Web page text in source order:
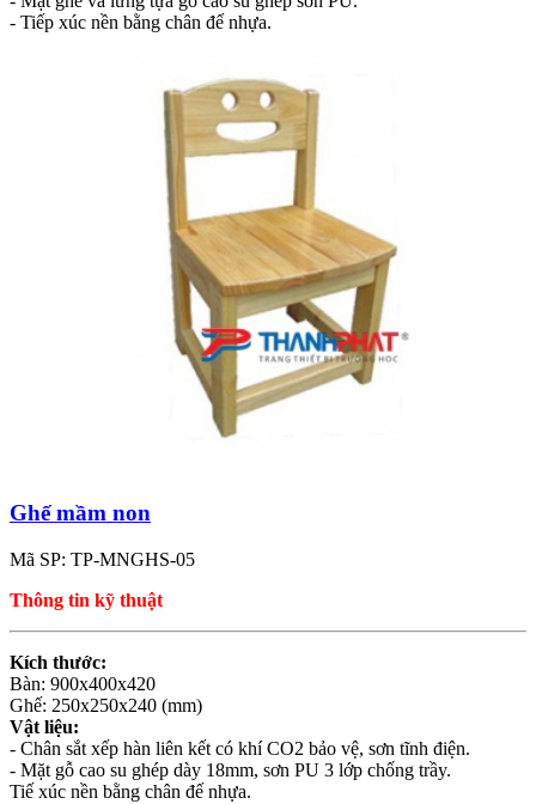
- Tiếp xúc nền bằng chân đế nhựa.
Ghế mầm non
Mã SP: TP-MNGHS-05
Thông tin kỹ thuật
Kích thước:
Bàn: 900x400x420
Ghế: 250x250x240 (mm)
Vật liệu:
- Chân sắt xếp hàn liên kết có khí CO2 bảo vệ, sơn tĩnh điện.
- Mặt gỗ cao su ghép dày 18mm, sơn PU 3 lớp chống trầy.
Tiế xúc nền bằng chân đế nhựa.